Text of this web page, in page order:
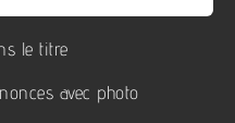
le titre
avec photo